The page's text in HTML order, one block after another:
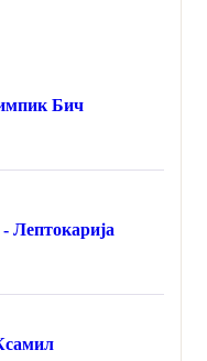
Бич
Лептокарија